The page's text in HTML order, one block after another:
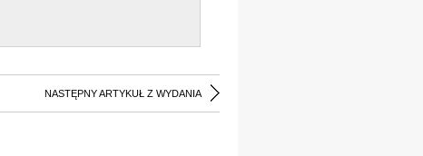
NASTĘPNY ARTYKUŁ Z WYDANIA